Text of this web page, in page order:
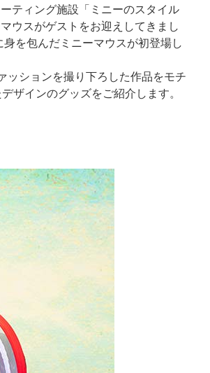
ティング施設「ミニーのスタイル
ウスがゲストをお迎えしてきまし
を包んだミニーマウスが初登場し
ッションを撮り下ろした作品をモチ
ザインのグッズをご紹介します。